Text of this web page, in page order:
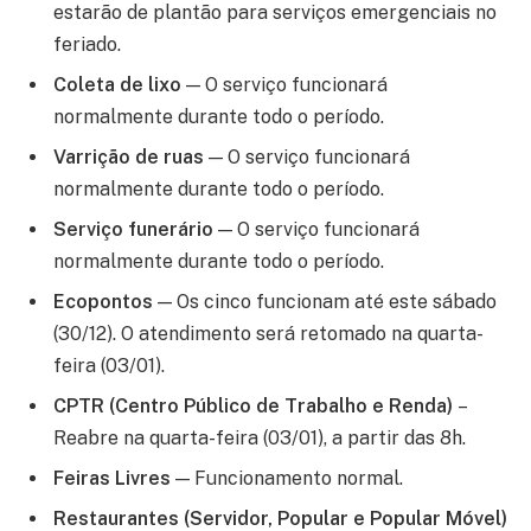
estarão de plantão para serviços emergenciais no
feriado.
Coleta de lixo — O serviço funcionará
normalmente durante todo o período.
Varrição de ruas — O serviço funcionará
normalmente durante todo o período.
Serviço funerário — O serviço funcionará
normalmente durante todo o período.
Ecopontos — Os cinco funcionam até este sábado
(30/12). O atendimento será retomado na quarta-
feira (03/01).
CPTR (Centro Público de Trabalho e Renda) –
Reabre na quarta-feira (03/01), a partir das 8h.
Feiras Livres — Funcionamento normal.
Restaurantes (Servidor, Popular e Popular Móvel)